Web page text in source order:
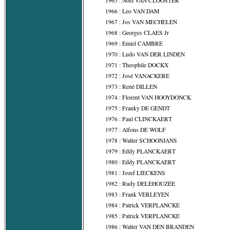
1966 : Leo VAN DAM
1967 : Jos VAN MECHELEN
1968 : Georges CLAES Jr
1969 : Emiel CAMBRE
1970 : Ludo VAN DER LINDEN
1971 : Theophile DOCKX
1972 : José VANACKERE
1973 : René DILLEN
1974 : Florent VAN HOOYDONCK
1975 : Franky DE GENDT
1976 : Paul CLINCKAERT
1977 : Alfons DE WOLF
1978 : Walter SCHOONJANS
1979 : Eddy PLANCKAERT
1980 : Eddy PLANCKAERT
1981 : Jozef LIECKENS
1982 : Rudy DELEHOUZÉE
1983 : Frank VERLEYEN
1984 : Patrick VERPLANCKE
1985 : Patrick VERPLANCKE
1986 : Walter VAN DEN BRANDEN